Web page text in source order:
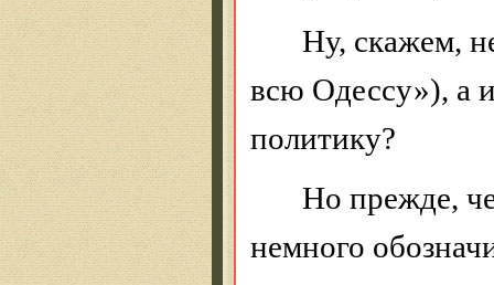
Ну, скажем,
всю Одессу»), а
политику?
Но прежде,
немного